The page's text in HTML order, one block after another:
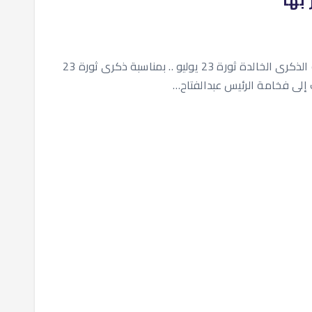
كتبت نهى عيد الكاتبة و الباحثة فى الشئون السياسية الذكرى الخالدة ثورة 23 يوليو .. بمناسبة ذكرى ثورة 23
فخامة الرئيس عبدالفتاح…